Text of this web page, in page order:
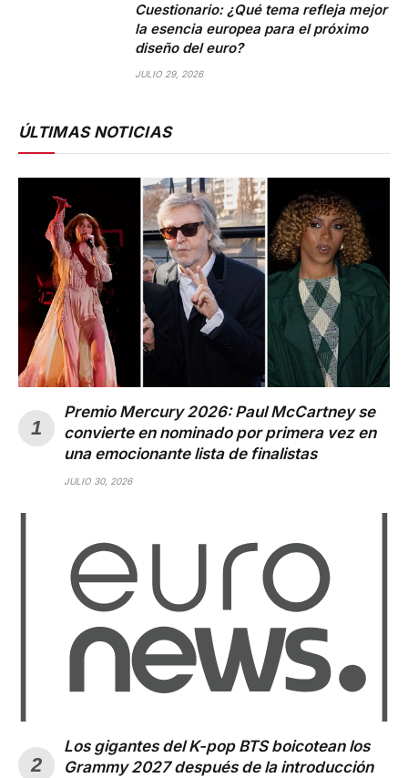
Cuestionario: ¿Qué tema refleja mejor
la esencia europea para el próximo
diseño del euro?
JULIO 29, 2026
ÚLTIMAS NOTICIAS
Premio Mercury 2026: Paul McCartney se
convierte en nominado por primera vez en
una emocionante lista de finalistas
JULIO 30, 2026
Los gigantes del K-pop BTS boicotean los
Grammy 2027 después de la introducción